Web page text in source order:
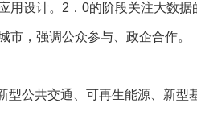
设计。2．0的阶段关注大数据
，强调公众参与、政企合作。
公共交通、可再生能源、新型